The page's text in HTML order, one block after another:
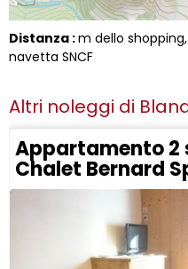
Distanza :m dello shopping
navetta SNCF
Altri noleggi di
Appartamento 2
Chalet Bernard